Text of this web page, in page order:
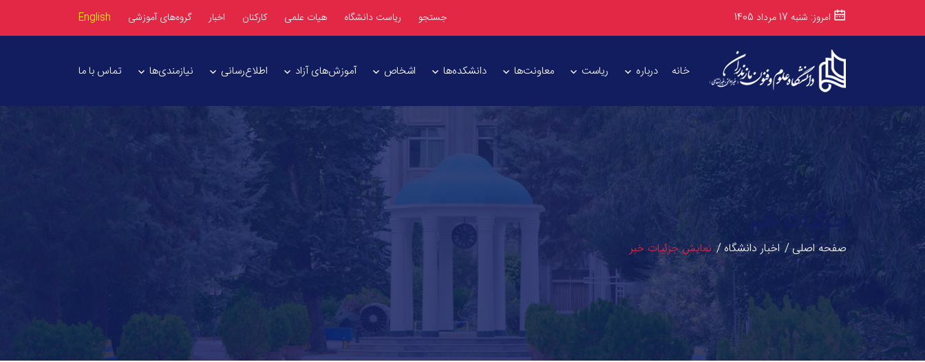
امروز: شنبه 17 مرداد 1405 جستجو ریاست دانشگاه هیات علمی کارکنان اخبار گروه‌های آموزشی English
خانه درباره ریاست معاونت‌ها دانشکده‌ها اشخاص آموزش‌های آزاد اطلاع‌رسانی نیازمندی‌ها تماس با ما
جزئیات خبر
صفحه اصلی اخبار دانشگاه نمایش جزئیات خبر